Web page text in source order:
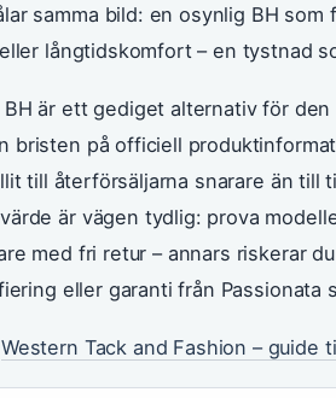
samma bild: en osynlig BH
långtidskomfort – en tystnad
är ett gediget alternativ för
bristen på officiell
till återförsäljarna snarare än till
är vägen tydlig: prova
med fri retur – annars riskerar
eller garanti från Passionata
Western Tack and Fashion – guide